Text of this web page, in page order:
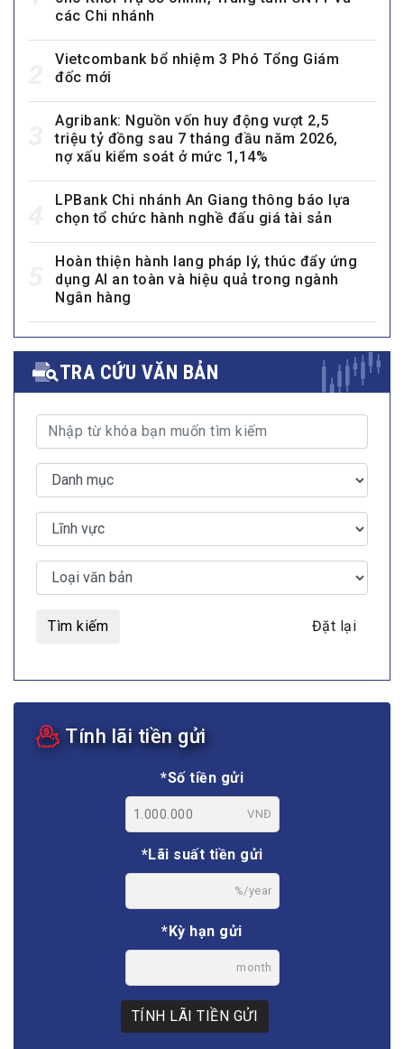
các Chi nhánh
Vietcombank bổ nhiệm 3 Phó Tổng Giám
đốc mới
Agribank: Nguồn vốn huy động vượt 2,5
triệu tỷ đồng sau 7 tháng đầu năm 2026,
nợ xấu kiểm soát ở mức 1,14%
LPBank Chi nhánh An Giang thông báo lựa
chọn tổ chức hành nghề đấu giá tài sản
Hoàn thiện hành lang pháp lý, thúc đẩy ứng
dụng AI an toàn và hiệu quả trong ngành
Ngân hàng
TRA CỨU VĂN BẢN
Tìm kiếm Đặt lại
Tính lãi tiền gửi
*Số tiền gửi
VNĐ
*Lãi suất tiền gửi
%/year
*Kỳ hạn gửi
month
TÍNH LÃI TIỀN GỬI